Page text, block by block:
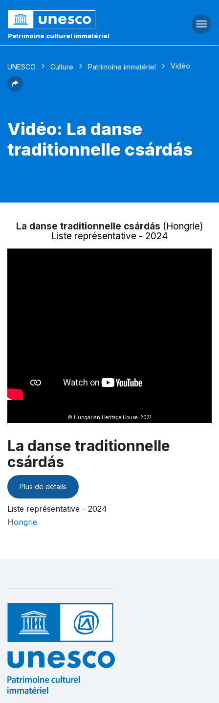
Patrimoine culturel immatériel
UNESCO Culture Patrimoine immatériel Vidéo
Vidéo: La danse
traditionnelle csárdás
La danse traditionnelle csárdás (Hongrie)
Liste représentative - 2024
© Hungarian Heritage House, 2021
La danse traditionnelle
csárdás
Plus de détails
Liste représentative - 2024
Hongrie